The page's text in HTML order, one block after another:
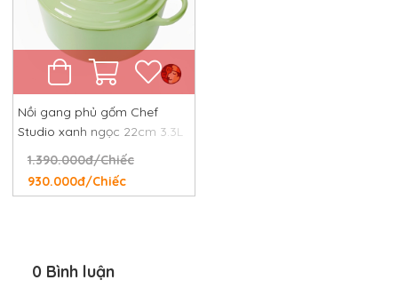
Nồi gang phủ gốm Chef
Studio xanh ngọc 22cm 3.3L
1.390.000đ/Chiếc
930.000đ/Chiếc
0 Bình luận